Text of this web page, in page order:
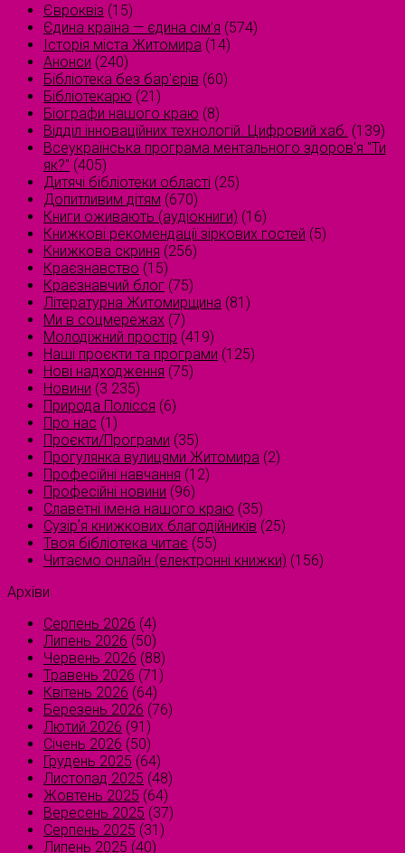
Євроквіз (15)
Єдина країна — єдина сім’я (574)
Історія міста Житомира (14)
Анонси (240)
Бібліотека без бар'єрів (60)
Бібліотекарю (21)
Біографи нашого краю (8)
Відділ інноваційних технологій. Цифровий хаб. (139)
Всеукраїнська програма ментального здоров'я "Ти
як?" (405)
Дитячі бібліотеки області (25)
Допитливим дітям (670)
Книги оживають (аудіокниги) (16)
Книжкові рекомендації зіркових гостей (5)
Книжкова скриня (256)
Краєзнавство (15)
Краєзнавчий блог (75)
Літературна Житомирщина (81)
Ми в соцмережах (7)
Молодіжний простір (419)
Наші проєкти та програми (125)
Нові надходження (75)
Новини (3 235)
Природа Полісся (6)
Про нас (1)
Проєкти/Програми (35)
Прогулянка вулицями Житомира (2)
Професійні навчання (12)
Професійні новини (96)
Славетні імена нашого краю (35)
Сузірʼя книжкових благодійників (25)
Твоя бібліотека читає (55)
Читаємо онлайн (електронні книжки) (156)
Архіви
Серпень 2026 (4)
Липень 2026 (50)
Червень 2026 (88)
Травень 2026 (71)
Квітень 2026 (64)
Березень 2026 (76)
Лютий 2026 (91)
Січень 2026 (50)
Грудень 2025 (64)
Листопад 2025 (48)
Жовтень 2025 (64)
Вересень 2025 (37)
Серпень 2025 (31)
Липень 2025 (40)